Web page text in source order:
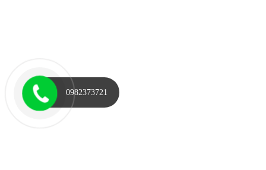
0982373721